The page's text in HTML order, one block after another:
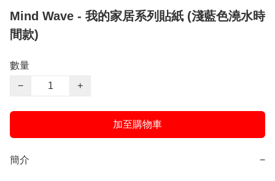
Mind Wave - 我的家居系列貼紙 (淺藍色澆水時
間款)
數量
−
+
加至購物車
簡介 −